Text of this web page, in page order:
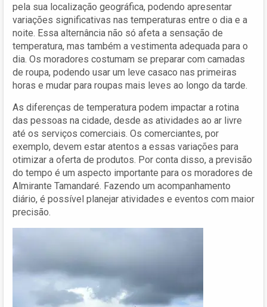
pela sua localização geográfica, podendo apresentar
variações significativas nas temperaturas entre o dia e a
noite. Essa alternância não só afeta a sensação de
temperatura, mas também a vestimenta adequada para o
dia. Os moradores costumam se preparar com camadas
de roupa, podendo usar um leve casaco nas primeiras
horas e mudar para roupas mais leves ao longo da tarde.
As diferenças de temperatura podem impactar a rotina
das pessoas na cidade, desde as atividades ao ar livre
até os serviços comerciais. Os comerciantes, por
exemplo, devem estar atentos a essas variações para
otimizar a oferta de produtos. Por conta disso, a previsão
do tempo é um aspecto importante para os moradores de
Almirante Tamandaré. Fazendo um acompanhamento
diário, é possível planejar atividades e eventos com maior
precisão.